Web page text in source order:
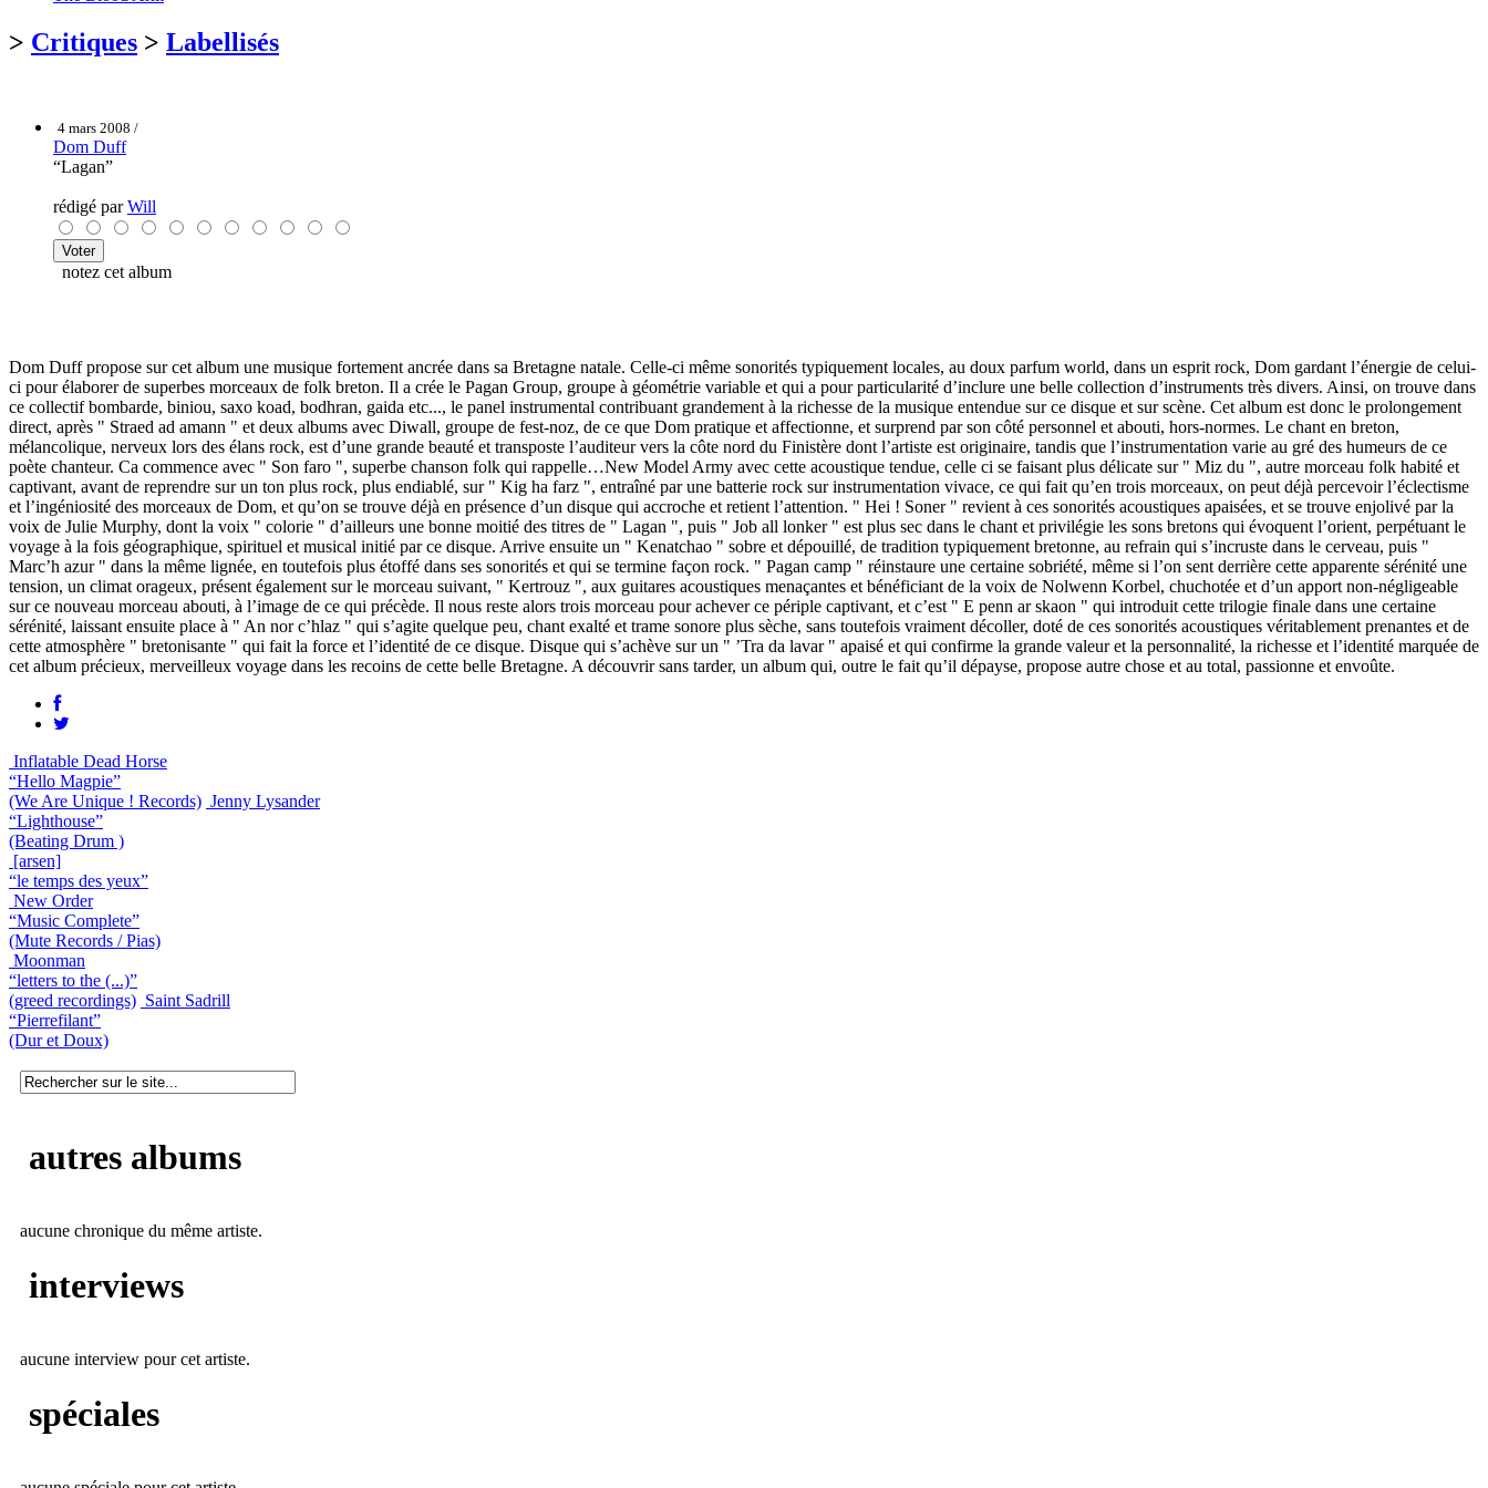
> Critiques > Labellisés
4 mars 2008 /
Dom Duff
“Lagan”
rédigé parWill
notez cet album
Dom Duff propose sur cet album une musique fortement ancrée dans sa Bretagne natale. Celle-ci même sonorités typiquement locales, au doux parfum world, dans un esprit rock, Dom gardant l’énergie de celui-
ci pour élaborer de superbes morceaux de folk breton. Il a crée le Pagan Group, groupe à géométrie variable et qui a pour particularité d’inclure une belle collection d’instruments très divers. Ainsi, on trouve dans
ce collectif bombarde, biniou, saxo koad, bodhran, gaida etc..., le panel instrumental contribuant grandement à la richesse de la musique entendue sur ce disque et sur scène. Cet album est donc le prolongement
direct, après " Straed ad amann " et deux albums avec Diwall, groupe de fest-noz, de ce que Dom pratique et affectionne, et surprend par son côté personnel et abouti, hors-normes. Le chant en breton,
mélancolique, nerveux lors des élans rock, est d’une grande beauté et transposte l’auditeur vers la côte nord du Finistère dont l’artiste est originaire, tandis que l’instrumentation varie au gré des humeurs de ce
poète chanteur. Ca commence avec " Son faro ", superbe chanson folk qui rappelle…New Model Army avec cette acoustique tendue, celle ci se faisant plus délicate sur " Miz du ", autre morceau folk habité et
captivant, avant de reprendre sur un ton plus rock, plus endiablé, sur " Kig ha farz ", entraîné par une batterie rock sur instrumentation vivace, ce qui fait qu’en trois morceaux, on peut déjà percevoir l’éclectisme
et l’ingéniosité des morceaux de Dom, et qu’on se trouve déjà en présence d’un disque qui accroche et retient l’attention. " Hei ! Soner " revient à ces sonorités acoustiques apaisées, et se trouve enjolivé par la
voix de Julie Murphy, dont la voix " colorie " d’ailleurs une bonne moitié des titres de " Lagan ", puis " Job all lonker " est plus sec dans le chant et privilégie les sons bretons qui évoquent l’orient, perpétuant le
voyage à la fois géographique, spirituel et musical initié par ce disque. Arrive ensuite un " Kenatchao " sobre et dépouillé, de tradition typiquement bretonne, au refrain qui s’incruste dans le cerveau, puis "
Marc’h azur " dans la même lignée, en toutefois plus étoffé dans ses sonorités et qui se termine façon rock. " Pagan camp " réinstaure une certaine sobriété, même si l’on sent derrière cette apparente sérénité une
tension, un climat orageux, présent également sur le morceau suivant, " Kertrouz ", aux guitares acoustiques menaçantes et bénéficiant de la voix de Nolwenn Korbel, chuchotée et d’un apport non-négligeable
sur ce nouveau morceau abouti, à l’image de ce qui précède. Il nous reste alors trois morceau pour achever ce périple captivant, et c’est " E penn ar skaon " qui introduit cette trilogie finale dans une certaine
sérénité, laissant ensuite place à " An nor c’hlaz " qui s’agite quelque peu, chant exalté et trame sonore plus sèche, sans toutefois vraiment décoller, doté de ces sonorités acoustiques véritablement prenantes et de
cette atmosphère " bretonisante " qui fait la force et l’identité de ce disque. Disque qui s’achève sur un " ’Tra da lavar " apaisé et qui confirme la grande valeur et la personnalité, la richesse et l’identité marquée de
cet album précieux, merveilleux voyage dans les recoins de cette belle Bretagne. A découvrir sans tarder, un album qui, outre le fait qu’il dépayse, propose autre chose et au total, passionne et envoûte.
Inflatable Dead Horse
“Hello Magpie”
(We Are Unique ! Records) Jenny Lysander
“Lighthouse”
(Beating Drum )
[arsen]
“le temps des yeux”
New Order
“Music Complete”
(Mute Records / Pias)
Moonman
“letters to the (...)”
(greed recordings) Saint Sadrill
“Pierrefilant”
(Dur et Doux)
autres albums
aucune chronique du même artiste.
interviews
aucune interview pour cet artiste.
spéciales